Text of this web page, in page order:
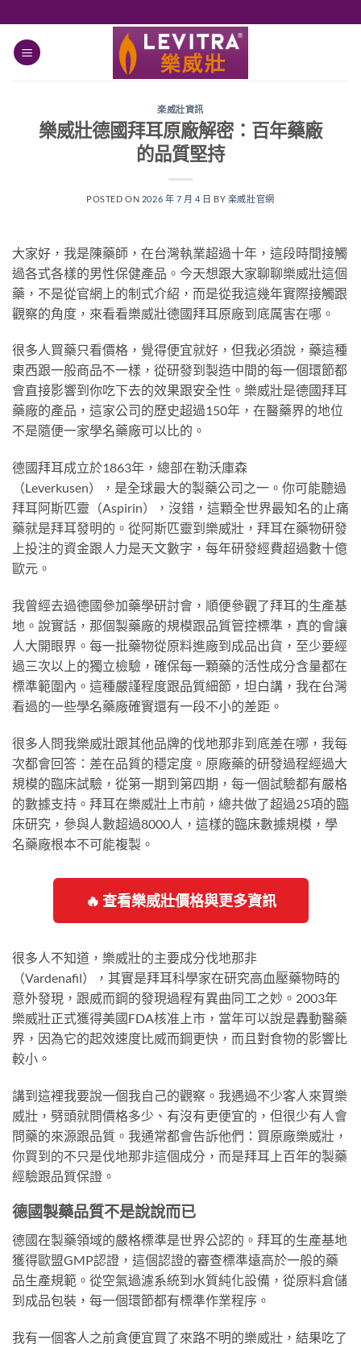
楽威壯資訊
樂威壯德國拜耳原廠解密：百年藥廠
的品質堅持
POSTED ON 2026 年 7 月 4 日 BY 楽威壯官網
大家好，我是陳藥師，在台灣執業超過十年，這段時間接觸
過各式各樣的男性保健產品。今天想跟大家聊聊樂威壯這個
藥，不是從官網上的制式介紹，而是從我這幾年實際接觸跟
觀察的角度，來看看樂威壯德國拜耳原廠到底厲害在哪。
很多人買藥只看價格，覺得便宜就好，但我必須說，藥這種
東西跟一般商品不一樣，從研發到製造中間的每一個環節都
會直接影響到你吃下去的效果跟安全性。樂威壯是德國拜耳
藥廠的產品，這家公司的歷史超過150年，在醫藥界的地位
不是隨便一家學名藥廠可以比的。
德國拜耳成立於1863年，總部在勒沃庫森
（Leverkusen），是全球最大的製藥公司之一。你可能聽過
拜耳阿斯匹靈（Aspirin），沒錯，這顆全世界最知名的止痛
藥就是拜耳發明的。從阿斯匹靈到樂威壯，拜耳在藥物研發
上投注的資金跟人力是天文數字，每年研發經費超過數十億
歐元。
我曾經去過德國參加藥學研討會，順便參觀了拜耳的生產基
地。說實話，那個製藥廠的規模跟品質管控標準，真的會讓
人大開眼界。每一批藥物從原料進廠到成品出貨，至少要經
過三次以上的獨立檢驗，確保每一顆藥的活性成分含量都在
標準範圍內。這種嚴謹程度跟品質細節，坦白講，我在台灣
看過的一些學名藥廠確實還有一段不小的差距。
很多人問我樂威壯跟其他品牌的伐地那非到底差在哪，我每
次都會回答：差在品質的穩定度。原廠藥的研發過程經過大
規模的臨床試驗，從第一期到第四期，每一個試驗都有嚴格
的數據支持。拜耳在樂威壯上市前，總共做了超過25項的臨
床研究，參與人數超過8000人，這樣的臨床數據規模，學
名藥廠根本不可能複製。
🔥 查看樂威壯價格與更多資訊
很多人不知道，樂威壯的主要成分伐地那非
（Vardenafil），其實是拜耳科學家在研究高血壓藥物時的
意外發現，跟威而鋼的發現過程有異曲同工之妙。2003年
樂威壯正式獲得美國FDA核准上市，當年可以說是轟動醫藥
界，因為它的起效速度比威而鋼更快，而且對食物的影響比
較小。
講到這裡我要說一個我自己的觀察。我遇過不少客人來買樂
威壯，劈頭就問價格多少、有沒有更便宜的，但很少有人會
問藥的來源跟品質。我通常都會告訴他們：買原廠樂威壯，
你買到的不只是伐地那非這個成分，而是拜耳上百年的製藥
經驗跟品質保證。
德國製藥品質不是說說而已
德國在製藥領域的嚴格標準是世界公認的。拜耳的生產基地
獲得歐盟GMP認證，這個認證的審查標準遠高於一般的藥
品生產規範。從空氣過濾系統到水質純化設備，從原料倉儲
到成品包裝，每一個環節都有標準作業程序。
我有一個客人之前貪便宜買了來路不明的樂威壯，結果吃了